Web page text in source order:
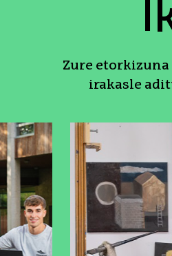
Zure etorkizuna
irakasle